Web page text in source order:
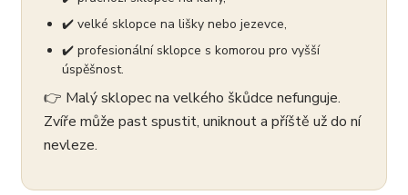
✔️ velké sklopce na lišky nebo jezevce,
✔️ profesionální sklopce s komorou pro vyšší
úspěšnost.
👉 Malý sklopec na velkého škůdce nefunguje.
Zvíře může past spustit, uniknout a příště už do ní
nevleze.